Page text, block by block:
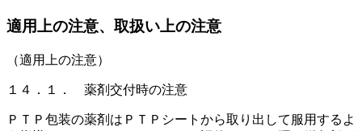
適用上の注意、取扱い上の注意
（適用上の注意）
１４．１． 薬剤交付時の注意
ＰＴＰ包装の薬剤はＰＴＰシートから取り出して服用するよ